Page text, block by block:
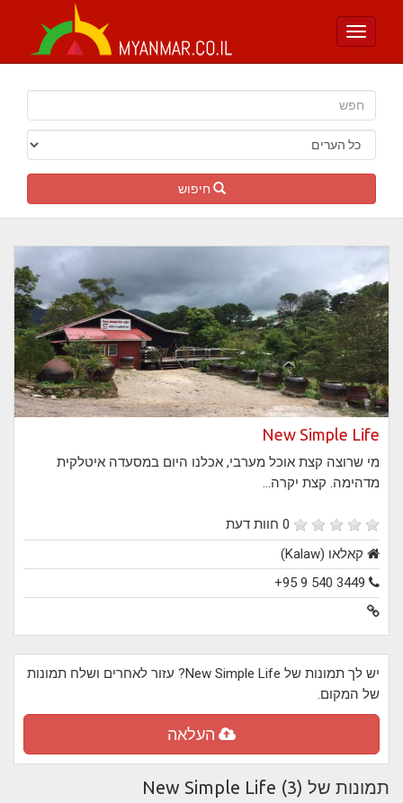
Toggle
חיפוש
New Simple Life
מי שרוצה קצת אוכל מערבי, אכלנו היום במסעדה איטלקית
מדהימה. קצת יקרה...
קאלאו (Kalaw)
+95 9 540 3449
יש לך תמונות של New Simple Life? עזור לאחרים ושלח תמונות
של המקום.
העלאה
תמונות של New Simple Life (3)